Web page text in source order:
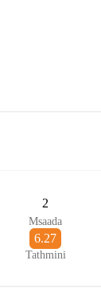
2
Msaada
6.27
Tathmini